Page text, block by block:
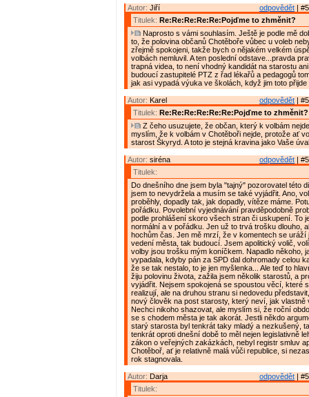
odpovědět |
Autor: Jiří
Titulek: Re:Re:Re:Re:Re:Pojďme to zhměnit?
Naprosto s vámi souhlasím. Ještě je podle mě
to, že polovina občanů Chotěboře vůbec u voleb
zřejmě spokojeni, takže bych o nějakém velkém
volbách nemluvil. A ten poslední odstave...pravda
trapná videa, to není vhodný kandidát na starostu
budoucí zastupitelé PTZ z řad lékařů a pedagogů
jak asi vypadá výuka ve školách, když jim toto
odpovědět |
Autor: Karel
Titulek: Re:Re:Re:Re:Re:Re:Pojďme to zhměnit?
Z čeho usuzujete, že občan, který k volbám
myslím, že k volbám v Chotěboři nejde, protože ať
starost Škyryd. A toto je stejná kravina jako Vaše
odpovědět |
Autor: siréna
Titulek:
Do dnešního dne jsem byla "tajný" pozorovatel této
jsem to nevydržela a musím se také vyjádřit. Ano,
proběhly, dopadly tak, jak dopadly, vítěze máme.
pořádku. Povolební vyjednávání pravděpodobně
podle prohlášení skoro všech stran či uskupení. To
normální a v pořádku. Jen už to trvá trošku dlouho,
hochům čas. Jen mě mrzí, že v komentech se uráží
vedení města, tak budoucí. Jsem apolitický volič,
volby jsou trošku mým koníčkem. Napadlo někoho,
vypadala, kdyby pán za SPD dal dohromady celou
že se tak nestalo, to je jen myšlenka... Ale teď to
žiju polovinu života, zažila jsem několik starostů, a
vyjádřit. Nejsem spokojená se spoustou věcí, které
realizují, ale na druhou stranu si nedovedu
nový člověk na post starosty, který neví, jak vlastně
Nechci nikoho shazovat, ale myslím si, že roční
se s chodem města je tak akorát. Jestli někdo
starý starosta byl tenkrát taky mladý a nezkušený,
tenkrát oproti dnešní době to měl nejen legislativně
zákon o veřejných zakázkách, nebyl registr smluv
Chotěboř, ať je relativně malá vůči republice, si
rok stagnovala.
odpovědět |
Autor: Darja
Titulek: